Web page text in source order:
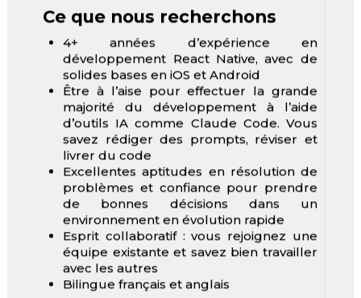
Ce que nous recherchons
4+ années d’expérience en
développement React Native, avec de
solides bases en iOS et Android
Être à l’aise pour effectuer la grande
majorité du développement à l’aide
d’outils IA comme Claude Code. Vous
savez rédiger des prompts, réviser et
livrer du code
Excellentes aptitudes en résolution de
problèmes et confiance pour prendre
de bonnes décisions dans un
environnement en évolution rapide
Esprit collaboratif : vous rejoignez une
équipe existante et savez bien travailler
avec les autres
Bilingue français et anglais